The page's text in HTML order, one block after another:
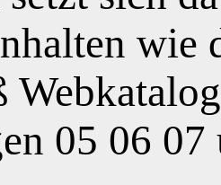
wie
05 06 07